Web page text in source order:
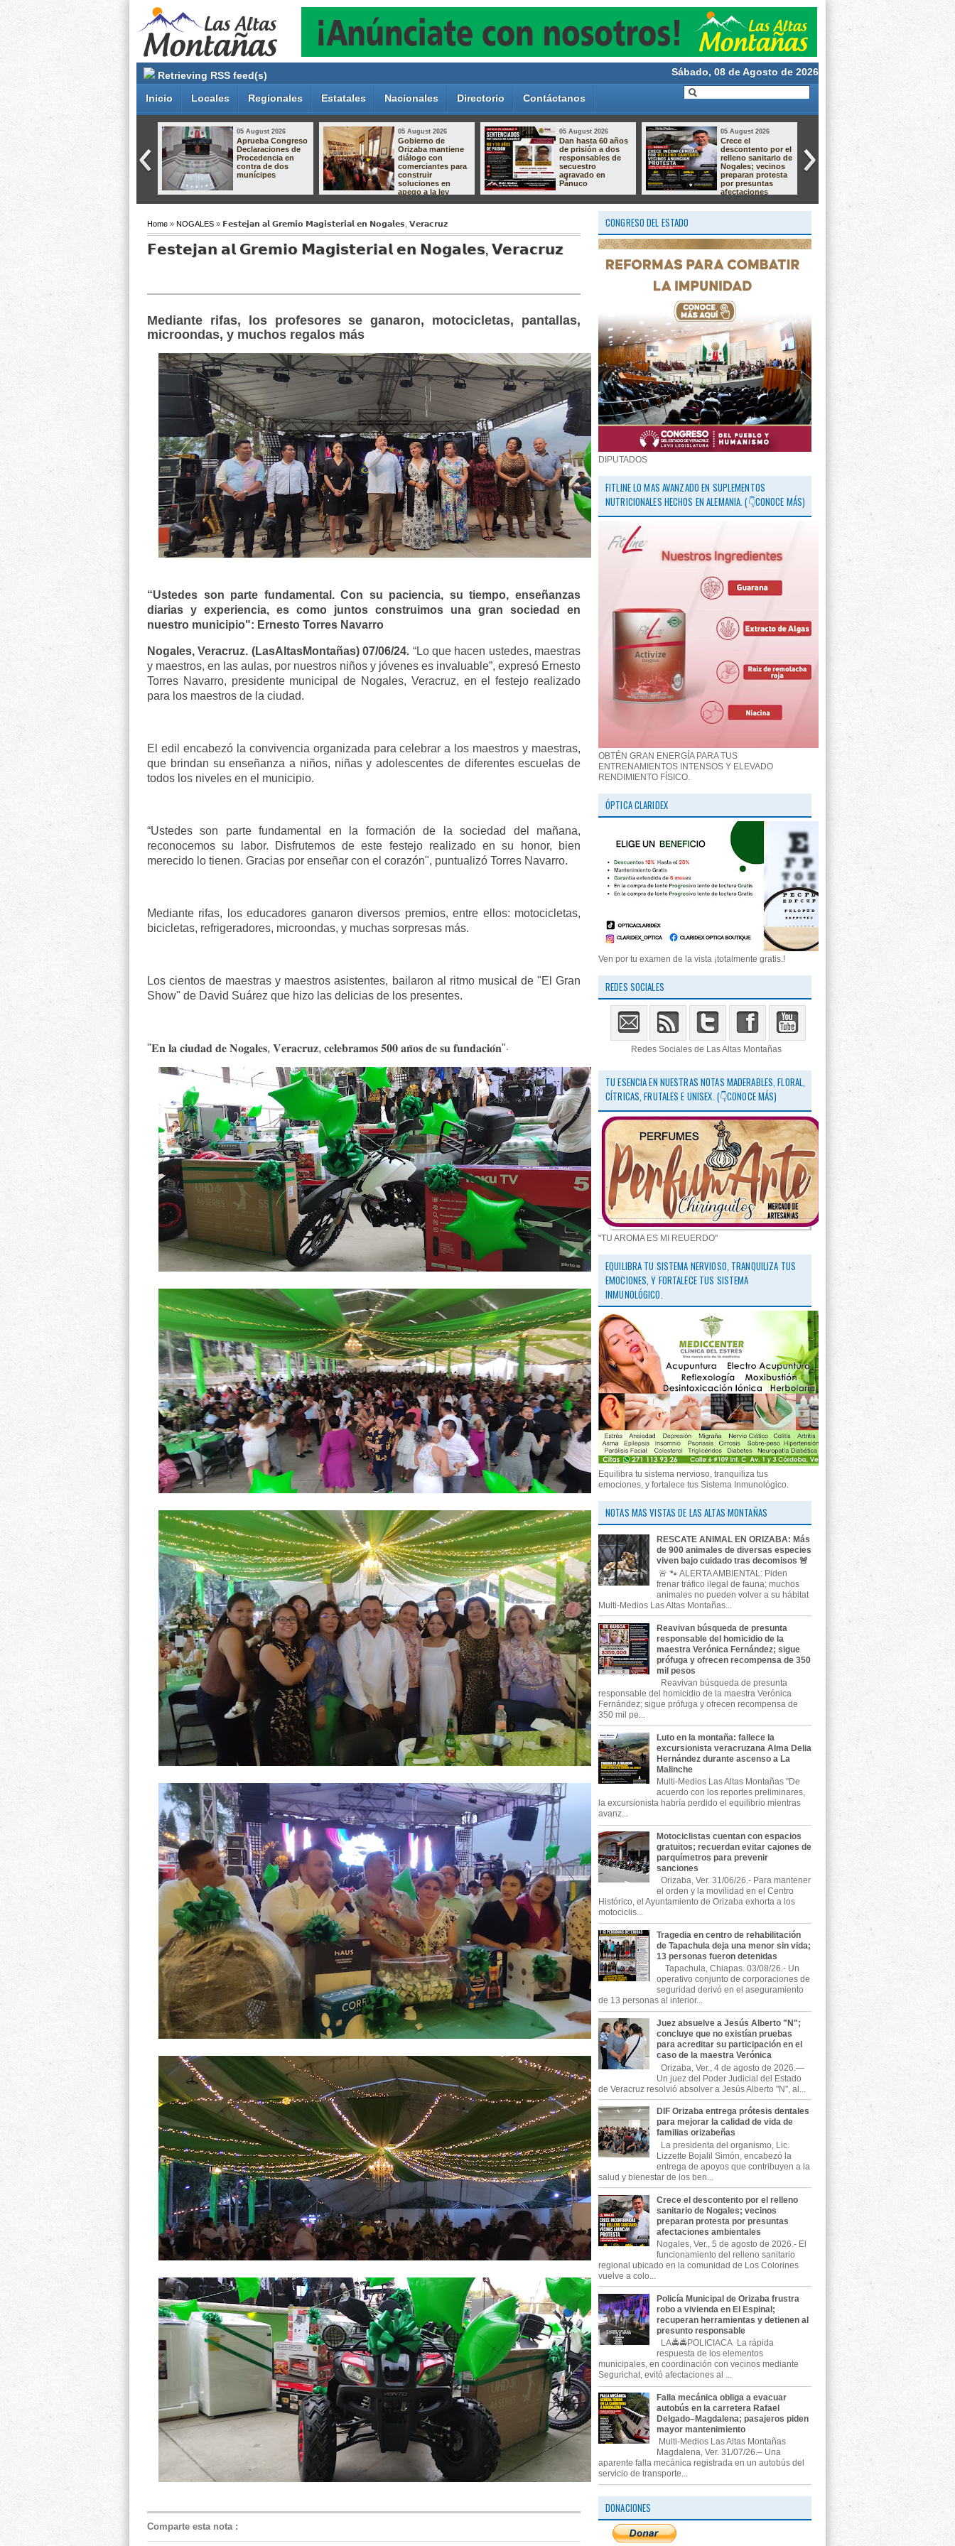
Retrieving RSS feed(s) Sábado, 08 de Agosto de 2026
Inicio Locales Regionales Estatales Nacionales Directorio Contáctanos
en Ixhuatlancillo;
05 August 2026
Aprueba Congreso
Declaraciones de
Procedencia en
contra de dos
munícipes
05 August 2026
Gobierno de
Orizaba mantiene
diálogo con
comerciantes para
construir
soluciones en
apego a la ley
05 August 2026
Dan hasta 60 años
de prisión a dos
responsables de
secuestro
agravado en
Pánuco
05 August 2026
Crece el
descontento por el
relleno sanitario de
Nogales; vecinos
preparan protesta
por presuntas
afectaciones
Aprende a crear la
magia de nuestras
Home » NOGALES » 𝗙𝗲𝘀𝘁𝗲𝗷𝗮𝗻 𝗮𝗹 𝗚𝗿𝗲𝗺𝗶𝗼 𝗠𝗮𝗴𝗶𝘀𝘁𝗲𝗿𝗶𝗮𝗹 𝗲𝗻 𝗡𝗼𝗴𝗮𝗹𝗲𝘀, 𝗩𝗲𝗿𝗮𝗰𝗿𝘂𝘇
𝗙𝗲𝘀𝘁𝗲𝗷𝗮𝗻 𝗮𝗹 𝗚𝗿𝗲𝗺𝗶𝗼 𝗠𝗮𝗴𝗶𝘀𝘁𝗲𝗿𝗶𝗮𝗹 𝗲𝗻 𝗡𝗼𝗴𝗮𝗹𝗲𝘀, 𝗩𝗲𝗿𝗮𝗰𝗿𝘂𝘇
Mediante rifas, los profesores se ganaron, motocicletas, pantallas,
microondas, y muchos regalos más
“Ustedes son parte fundamental. Con su paciencia, su tiempo, enseñanzas
diarias y experiencia, es como juntos construimos una gran sociedad en
nuestro municipio": Ernesto Torres Navarro
Nogales, Veracruz. (LasAltasMontañas) 07/06/24. “Lo que hacen ustedes, maestras
y maestros, en las aulas, por nuestros niños y jóvenes es invaluable”, expresó Ernesto
Torres Navarro, presidente municipal de Nogales, Veracruz, en el festejo realizado
para los maestros de la ciudad.
El edil encabezó la convivencia organizada para celebrar a los maestros y maestras,
que brindan su enseñanza a niños, niñas y adolescentes de diferentes escuelas de
todos los niveles en el municipio.
“Ustedes son parte fundamental en la formación de la sociedad del mañana,
reconocemos su labor. Disfrutemos de este festejo realizado en su honor, bien
merecido lo tienen. Gracias por enseñar con el corazón", puntualizó Torres Navarro.
Mediante rifas, los educadores ganaron diversos premios, entre ellos: motocicletas,
bicicletas, refrigeradores, microondas, y muchas sorpresas más.
Los cientos de maestras y maestros asistentes, bailaron al ritmo musical de "El Gran
Show" de David Suárez que hizo las delicias de los presentes.
"𝐄𝐧 𝐥𝐚 𝐜𝐢𝐮𝐝𝐚𝐝 𝐝𝐞 𝐍𝐨𝐠𝐚𝐥𝐞𝐬, 𝐕𝐞𝐫𝐚𝐜𝐫𝐮𝐳, 𝐜𝐞𝐥𝐞𝐛𝐫𝐚𝐦𝐨𝐬 𝟓𝟎𝟎 𝐚𝐧̃𝐨𝐬 𝐝𝐞 𝐬𝐮 𝐟𝐮𝐧𝐝𝐚𝐜𝐢𝐨́𝐧"‧
Comparte esta nota:
CONGRESO DEL ESTADO
DIPUTADOS
FITLINE LO MAS AVANZADO EN SUPLEMENTOS
NUTRICIONALES HECHOS EN ALEMANIA. (👇CONOCE MÁS)
OBTÉN GRAN ENERGÍA PARA TUS
ENTRENAMIENTOS INTENSOS Y ELEVADO
RENDIMIENTO FÍSICO.
ÓPTICA CLARIDEX
Ven por tu examen de la vista ¡totalmente gratis.!
REDES SOCIALES
Redes Sociales de Las Altas Montañas
TU ESENCIA EN NUESTRAS NOTAS MADERABLES, FLORAL,
CÍTRICAS, FRUTALES E UNISEX. (👇CONOCE MÁS)
"TU AROMA ES MI REUERDO"
EQUILIBRA TU SISTEMA NERVIOSO, TRANQUILIZA TUS
EMOCIONES, Y FORTALECE TUS SISTEMA
INMUNOLÓGICO.
Equilibra tu sistema nervioso, tranquiliza tus
emociones, y fortalece tus Sistema Inmunológico.
NOTAS MAS VISTAS DE LAS ALTAS MONTAÑAS
RESCATE ANIMAL EN ORIZABA: Más
de 900 animales de diversas especies
viven bajo cuidado tras decomisos 🚨
🚨 🐾 ALERTA AMBIENTAL: Piden
frenar tráfico ilegal de fauna; muchos
animales no pueden volver a su hábitat
Multi-Medios Las Altas Montañas...
Reavivan búsqueda de presunta
responsable del homicidio de la
maestra Verónica Fernández; sigue
prófuga y ofrecen recompensa de 350
mil pesos
Reavivan búsqueda de presunta
responsable del homicidio de la maestra Verónica
Fernández; sigue prófuga y ofrecen recompensa de
350 mil pe...
Luto en la montaña: fallece la
excursionista veracruzana Alma Delia
Hernández durante ascenso a La
Malinche
Multi-Medios Las Altas Montañas "De
acuerdo con los reportes preliminares,
la excursionista habría perdido el equilibrio mientras
avanz...
Motociclistas cuentan con espacios
gratuitos; recuerdan evitar cajones de
parquímetros para prevenir
sanciones
Orizaba, Ver. 31/06/26.- Para mantener
el orden y la movilidad en el Centro
Histórico, el Ayuntamiento de Orizaba exhorta a los
motociclis...
Tragedia en centro de rehabilitación
de Tapachula deja una menor sin vida;
13 personas fueron detenidas
Tapachula, Chiapas. 03/08/26.- Un
operativo conjunto de corporaciones de
seguridad derivó en el aseguramiento
de 13 personas al interior...
Juez absuelve a Jesús Alberto "N";
concluye que no existían pruebas
para acreditar su participación en el
caso de la maestra Verónica
Orizaba, Ver., 4 de agosto de 2026.—
Un juez del Poder Judicial del Estado
de Veracruz resolvió absolver a Jesús Alberto "N", al...
DIF Orizaba entrega prótesis dentales
para mejorar la calidad de vida de
familias orizabeñas
La presidenta del organismo, Lic.
Lizzette Bojalil Simón, encabezó la
entrega de apoyos que contribuyen a la
salud y bienestar de los ben...
Crece el descontento por el relleno
sanitario de Nogales; vecinos
preparan protesta por presuntas
afectaciones ambientales
Nogales, Ver., 5 de agosto de 2026.- El
funcionamiento del relleno sanitario
regional ubicado en la comunidad de Los Colorines
vuelve a colo...
Policía Municipal de Orizaba frustra
robo a vivienda en El Espinal;
recuperan herramientas y detienen al
presunto responsable
LA🚔🚔POLICIACA La rápida
respuesta de los elementos
municipales, en coordinación con vecinos mediante
Segurichat, evitó afectaciones al ...
Falla mecánica obliga a evacuar
autobús en la carretera Rafael
Delgado–Magdalena; pasajeros piden
mayor mantenimiento
Multi-Medios Las Altas Montañas
Magdalena, Ver. 31/07/26.– Una
aparente falla mecánica registrada en un autobús del
servicio de transporte...
DONACIONES